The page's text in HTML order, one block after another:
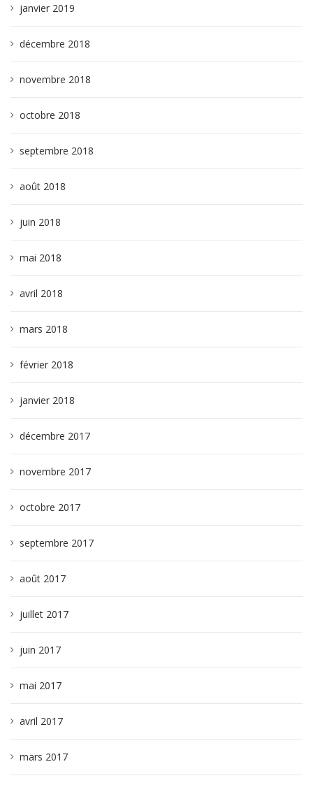
janvier 2019
décembre 2018
novembre 2018
octobre 2018
septembre 2018
août 2018
juin 2018
mai 2018
avril 2018
mars 2018
février 2018
janvier 2018
décembre 2017
novembre 2017
octobre 2017
septembre 2017
août 2017
juillet 2017
juin 2017
mai 2017
avril 2017
mars 2017